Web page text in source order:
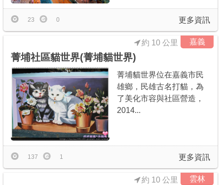
更多資訊
23 0
嘉義
約 10 公里
菁埔社區貓世界(菁埔貓世界)
菁埔貓世界位在嘉義市民
雄鄉，民雄古名打貓，為
了美化市容與社區營造，
2014...
更多資訊
137 1
雲林
約 10 公里